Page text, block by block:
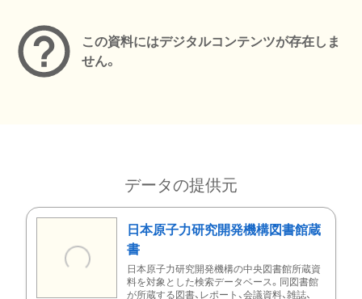
この資料にはデジタルコンテンツが存在しま
せん。
データの提供元
日本原子力研究開発機構図書館蔵
書
日本原子力研究開発機構の中央図書館所蔵資
料を対象とした検索データベース。同図書館
が所蔵する図書、レポート、会議資料、雑誌、